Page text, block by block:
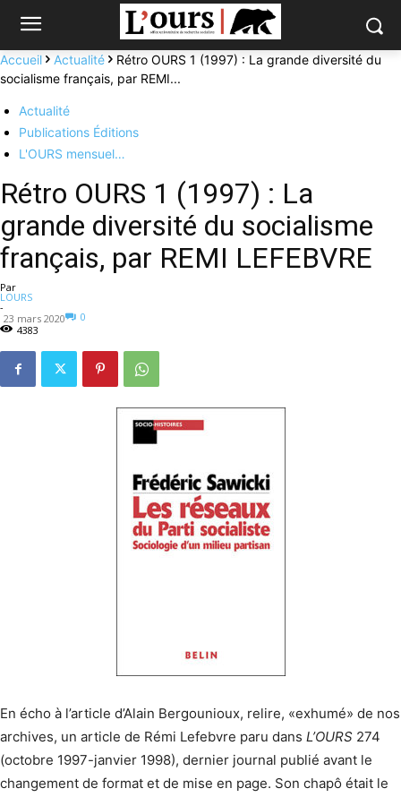
Accueil Actualité
Rétro OURS 1 (1997) : La grande diversité du
socialisme français, par REMI...
Actualité
Publications Éditions
L'OURS mensuel…
Rétro OURS 1 (1997) : La
grande diversité du socialisme
français, par REMI LEFEBVRE
Par
LOURS
-
23 mars 2020
0
4383
En écho à l’article d’Alain Bergounioux, relire, «exhumé» de nos
archives, un article de Rémi Lefebvre paru dans L’OURS 274
(octobre 1997-janvier 1998), dernier journal publié avant le
changement de format et de mise en page. Son chapô était le